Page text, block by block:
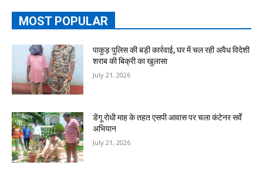
MOST POPULAR
पाकुड़ पुलिस की बड़ी कार्रवाई, घर में चल रही अवैध विदेशी
शराब की बिक्री का खुलासा
July 21, 2026
डेंगू रोधी माह के तहत एसपी आवास पर चला कंटेनर सर्वे
अभियान
July 21, 2026